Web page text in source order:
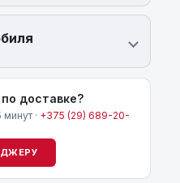
доставке?
· +375 (29) 689-20-